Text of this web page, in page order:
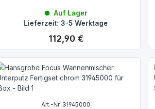
Auf Lager
Lieferzeit: 3-5 Werktage
Regulärer Preis:
112,90 €
Art.-Nr. 31945000